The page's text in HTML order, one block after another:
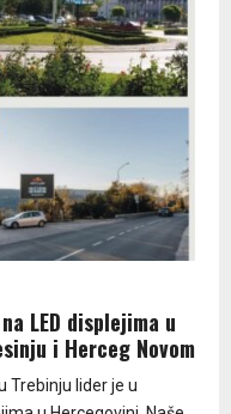
LED displejima u
i Herceg Novom
Trebinju lider je u